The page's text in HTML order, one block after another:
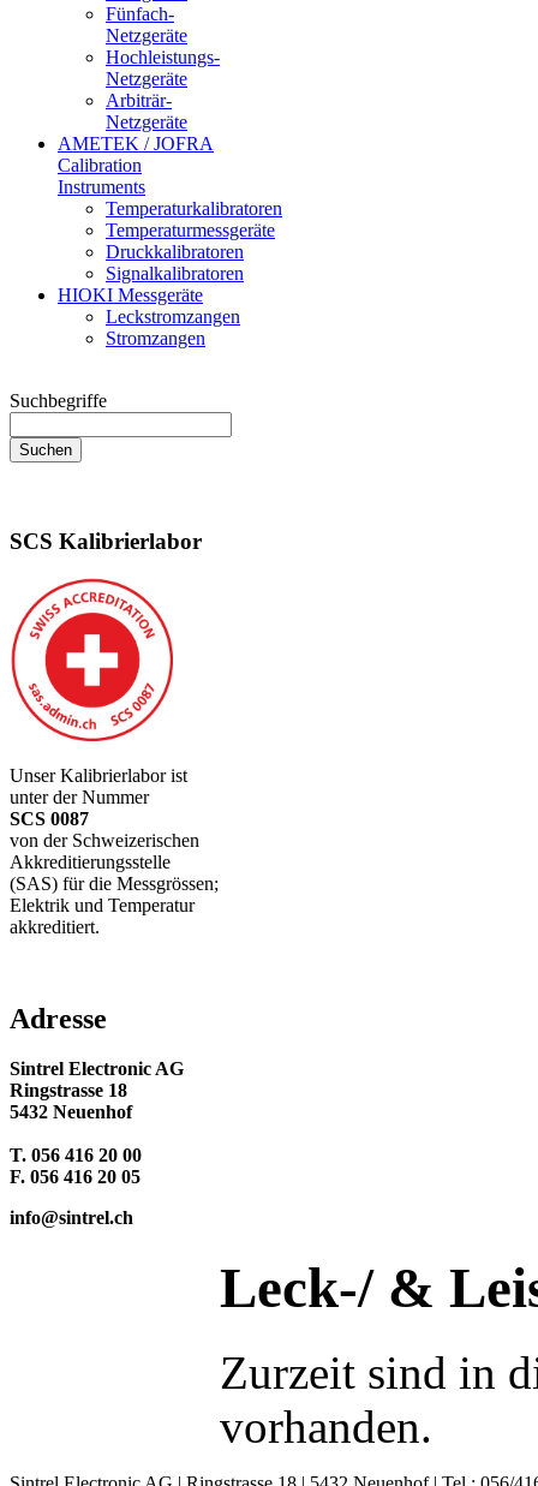
Fünfach-
Netzgeräte
Hochleistungs-
Netzgeräte
Arbiträr-
Netzgeräte
AMETEK / JOFRA
Calibration
Instruments
Temperaturkalibratoren
Temperaturmessgeräte
Druckkalibratoren
Signalkalibratoren
HIOKI Messgeräte
Leckstromzangen
Stromzangen
Suchbegriffe
SCS Kalibrierlabor
Unser Kalibrierlabor ist
unter der Nummer
SCS 0087
von der Schweizerischen
Akkreditierungsstelle
(SAS) für die Messgrössen;
Elektrik und Temperatur
akkreditiert.
Adresse
Sintrel Electronic AG
Ringstrasse 18
5432 Neuenhof
T. 056 416 20 00
F. 056 416 20 05
info@sintrel.ch
Leck-/ &
Zurzeit sind in
vorhanden.